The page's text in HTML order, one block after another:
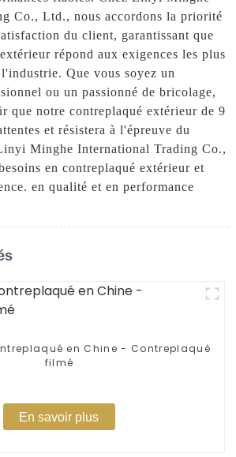
Co., Ltd., nous accordons la priorité
du client, garantissant que
répond aux exigences les plus
Que vous soyez un
ou un passionné de bricolage,
que notre contreplaqué extérieur de 9
et résistera à l'épreuve du
Minghe International Trading Co.,
en contreplaqué extérieur et
en qualité et en performance
en Chine - Contreplaqué
filmé
En savoir plus